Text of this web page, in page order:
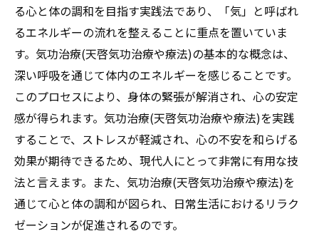
チャクラの覚醒とは
天啓気功治療や療法で活性化するチャクラ
の基本的な理解とその重要性
遠隔治療(天啓気功治療や療法)施術による天
啓気功治療や療法で活性化するチャクラの
バランス調整
天啓気功治療や療法で活性化するチャクラ
覚醒が心に与える影響とそのメリット
遠隔治療(天啓気功治療や療法)施術で効果を
高めるための心構え
る心と体の調和を目指す実践法であり、「気」と呼ばれ
るエネルギーの流れを整えることに重点を置いていま
す。気功治療(天啓気功治療や療法)の基本的な概念は、
深い呼吸を通じて体内のエネルギーを感じることです。
このプロセスにより、身体の緊張が解消され、心の安定
感が得られます。気功治療(天啓気功治療や療法)を実践
することで、ストレスが軽減され、心の不安を和らげる
効果が期待できるため、現代人にとって非常に有用な技
法と言えます。また、気功治療(天啓気功治療や療法)を
通じて心と体の調和が図られ、日常生活におけるリラク
ゼーションが促進されるのです。